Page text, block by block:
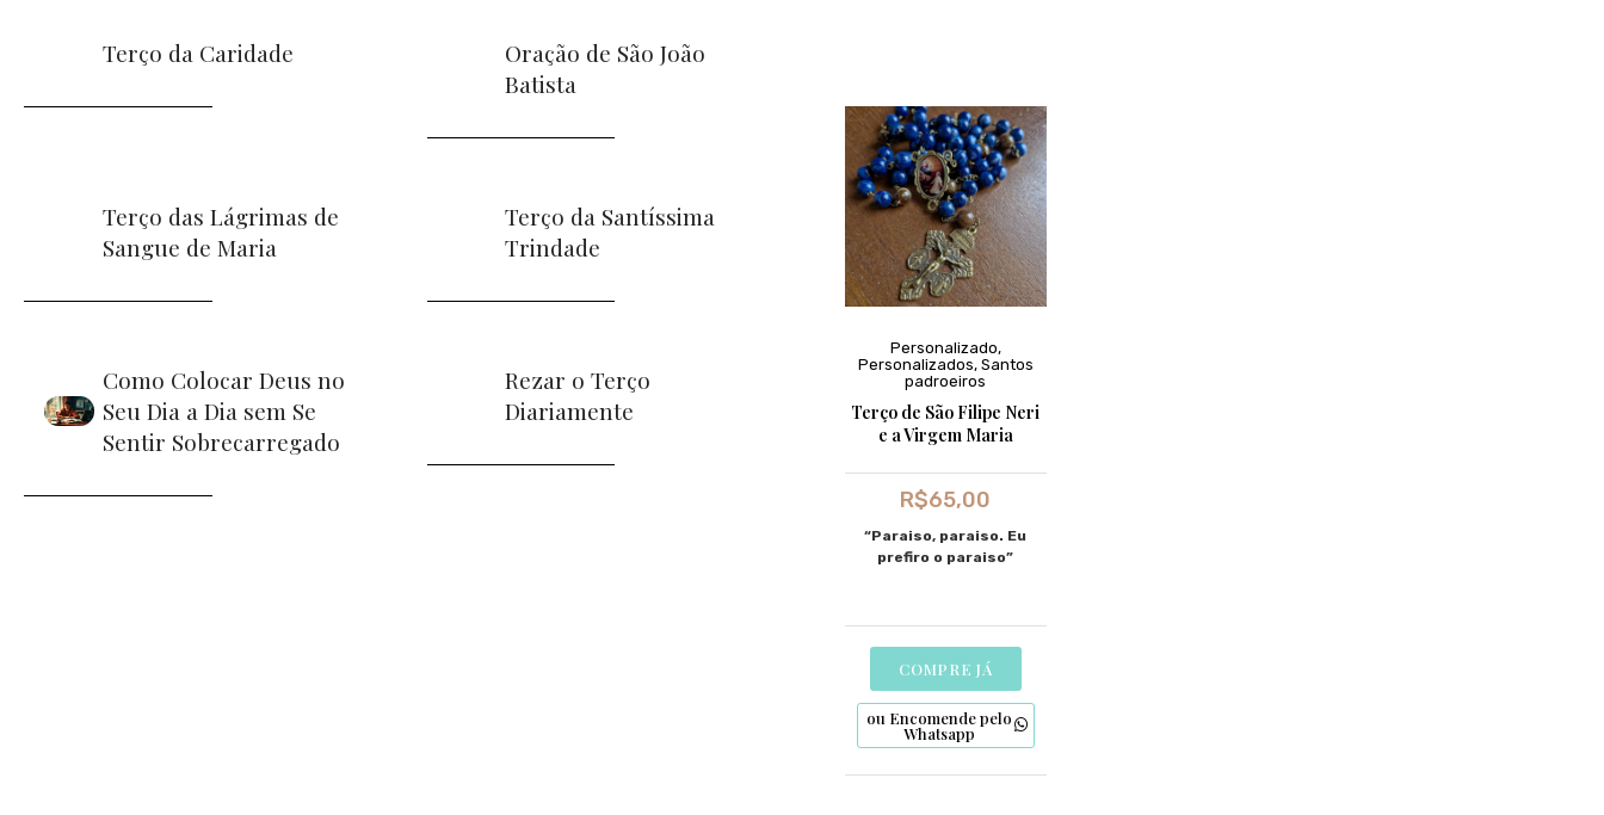
Terço da Caridade
Oração de São João
Batista
Terço das Lágrimas de
Sangue de Maria
Terço da Santíssima
Trindade
Como Colocar Deus no
Seu Dia a Dia sem Se
Sentir Sobrecarregado
Rezar o Terço
Diariamente
Personalizado,
Personalizados, Santos
padroeiros
Terço de São Filipe Neri
e a Virgem Maria
R$65,00
“Paraiso, paraiso. Eu
prefiro o paraiso”
COMPRE JÁ
ou Encomende pelo
Whatsapp